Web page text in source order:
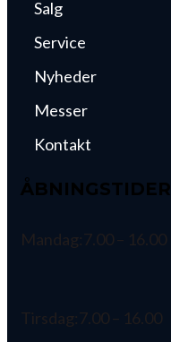
Salg
Service
Nyheder
Messer
Kontakt
ÅBNINGSTIDER
Mandag:7.00 – 16.00
Tirsdag:7.00 – 16.00